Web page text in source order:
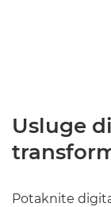
Usluge
Potaknite